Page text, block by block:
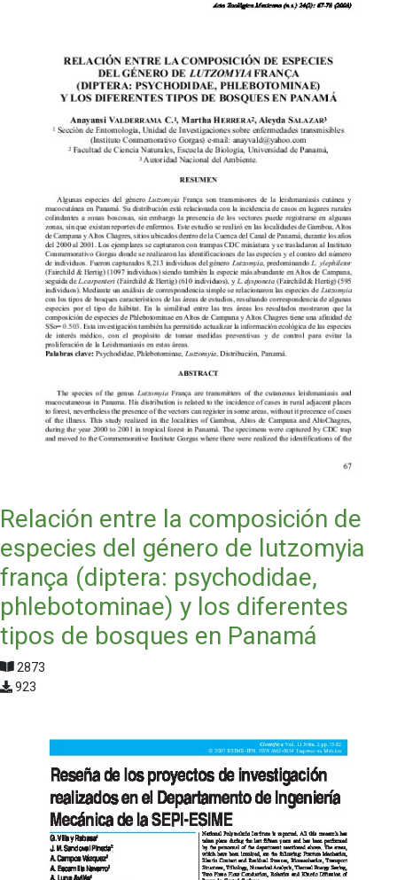
Relación entre la composición de
especies del género de lutzomyia
frança (diptera: psychodidae,
phlebotominae) y los diferentes
tipos de bosques en Panamá
2873
923